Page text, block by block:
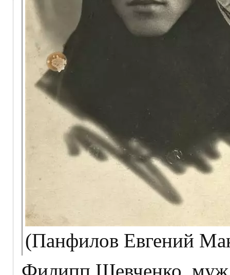
(Панфилов Евгений